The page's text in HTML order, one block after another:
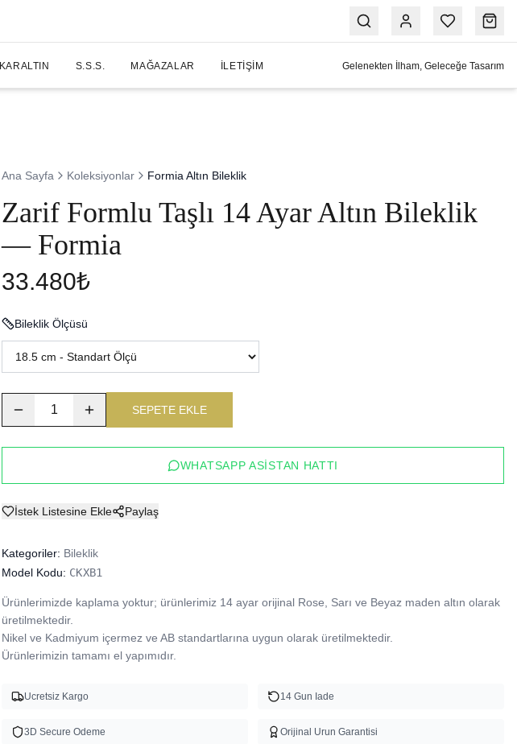
KARALTIN S.S.S. MAĞAZALAR İLETIŞIM Gelenekten İlham, Geleceğe Tasarım
Ana Sayfa Koleksiyonlar Formia Altın Bileklik
Zarif Formlu Taşlı 14 Ayar Altın Bileklik
— Formia
33.480₺
Bileklik Ölçüsü
1 SEPETE EKLE
WHATSAPP ASISTAN HATTI
İstek Listesine Ekle Paylaş
Kategoriler: Bileklik
Model Kodu: CKXB1
Ürünlerimizde kaplama yoktur; ürünlerimiz 14 ayar orijinal Rose, Sarı ve Beyaz maden altın olarak
üretilmektedir.
Nikel ve Kadmiyum içermez ve AB standartlarına uygun olarak üretilmektedir.
Ürünlerimizin tamamı el yapımıdır.
Ucretsiz Kargo 14 Gun Iade
3D Secure Odeme Orijinal Urun Garantisi